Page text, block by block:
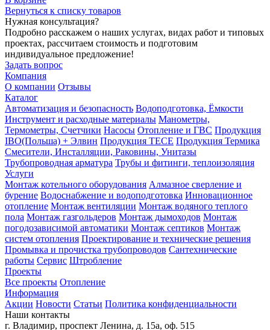
Вернуться к списку товаров
Нужная консультация?
Подробно расскажем о наших услугах, видах работ и типовых
проектах, рассчитаем стоимость и подготовим
индивидуальное предложение!
Задать вопрос
Компания
О компании Отзывы
Каталог
Автоматизация и безопасность Водоподготовка, Ёмкости
Инструмент и расходные материалы Манометры,
Термометры, Счетчики Насосы Отопление и ГВС Продукция
IBO(Польша) + Элвин Продукция TECE Продукция Термика
Смесители, Инсталляции, Раковины, Унитазы
Трубопроводная арматура Трубы и фитинги, теплоизоляция
Услуги
Монтаж котельного оборудования Алмазное сверление и
бурение Водоснабжение и водоподготовка Инновационное
отопление Монтаж вентиляции Монтаж водяного теплого
пола Монтаж газгольдеров Монтаж дымоходов Монтаж
погодозависимой автоматики Монтаж септиков Монтаж
систем отопления Проектирование и технические решения
Промывка и прочистка трубопроводов Сантехнические
работы Сервис Штробление
Проекты
Все проекты Отопление
Информация
Акции Новости Статьи Политика конфиденциальности
Наши контакты
г. Владимир, проспект Ленина, д. 15а, оф. 515